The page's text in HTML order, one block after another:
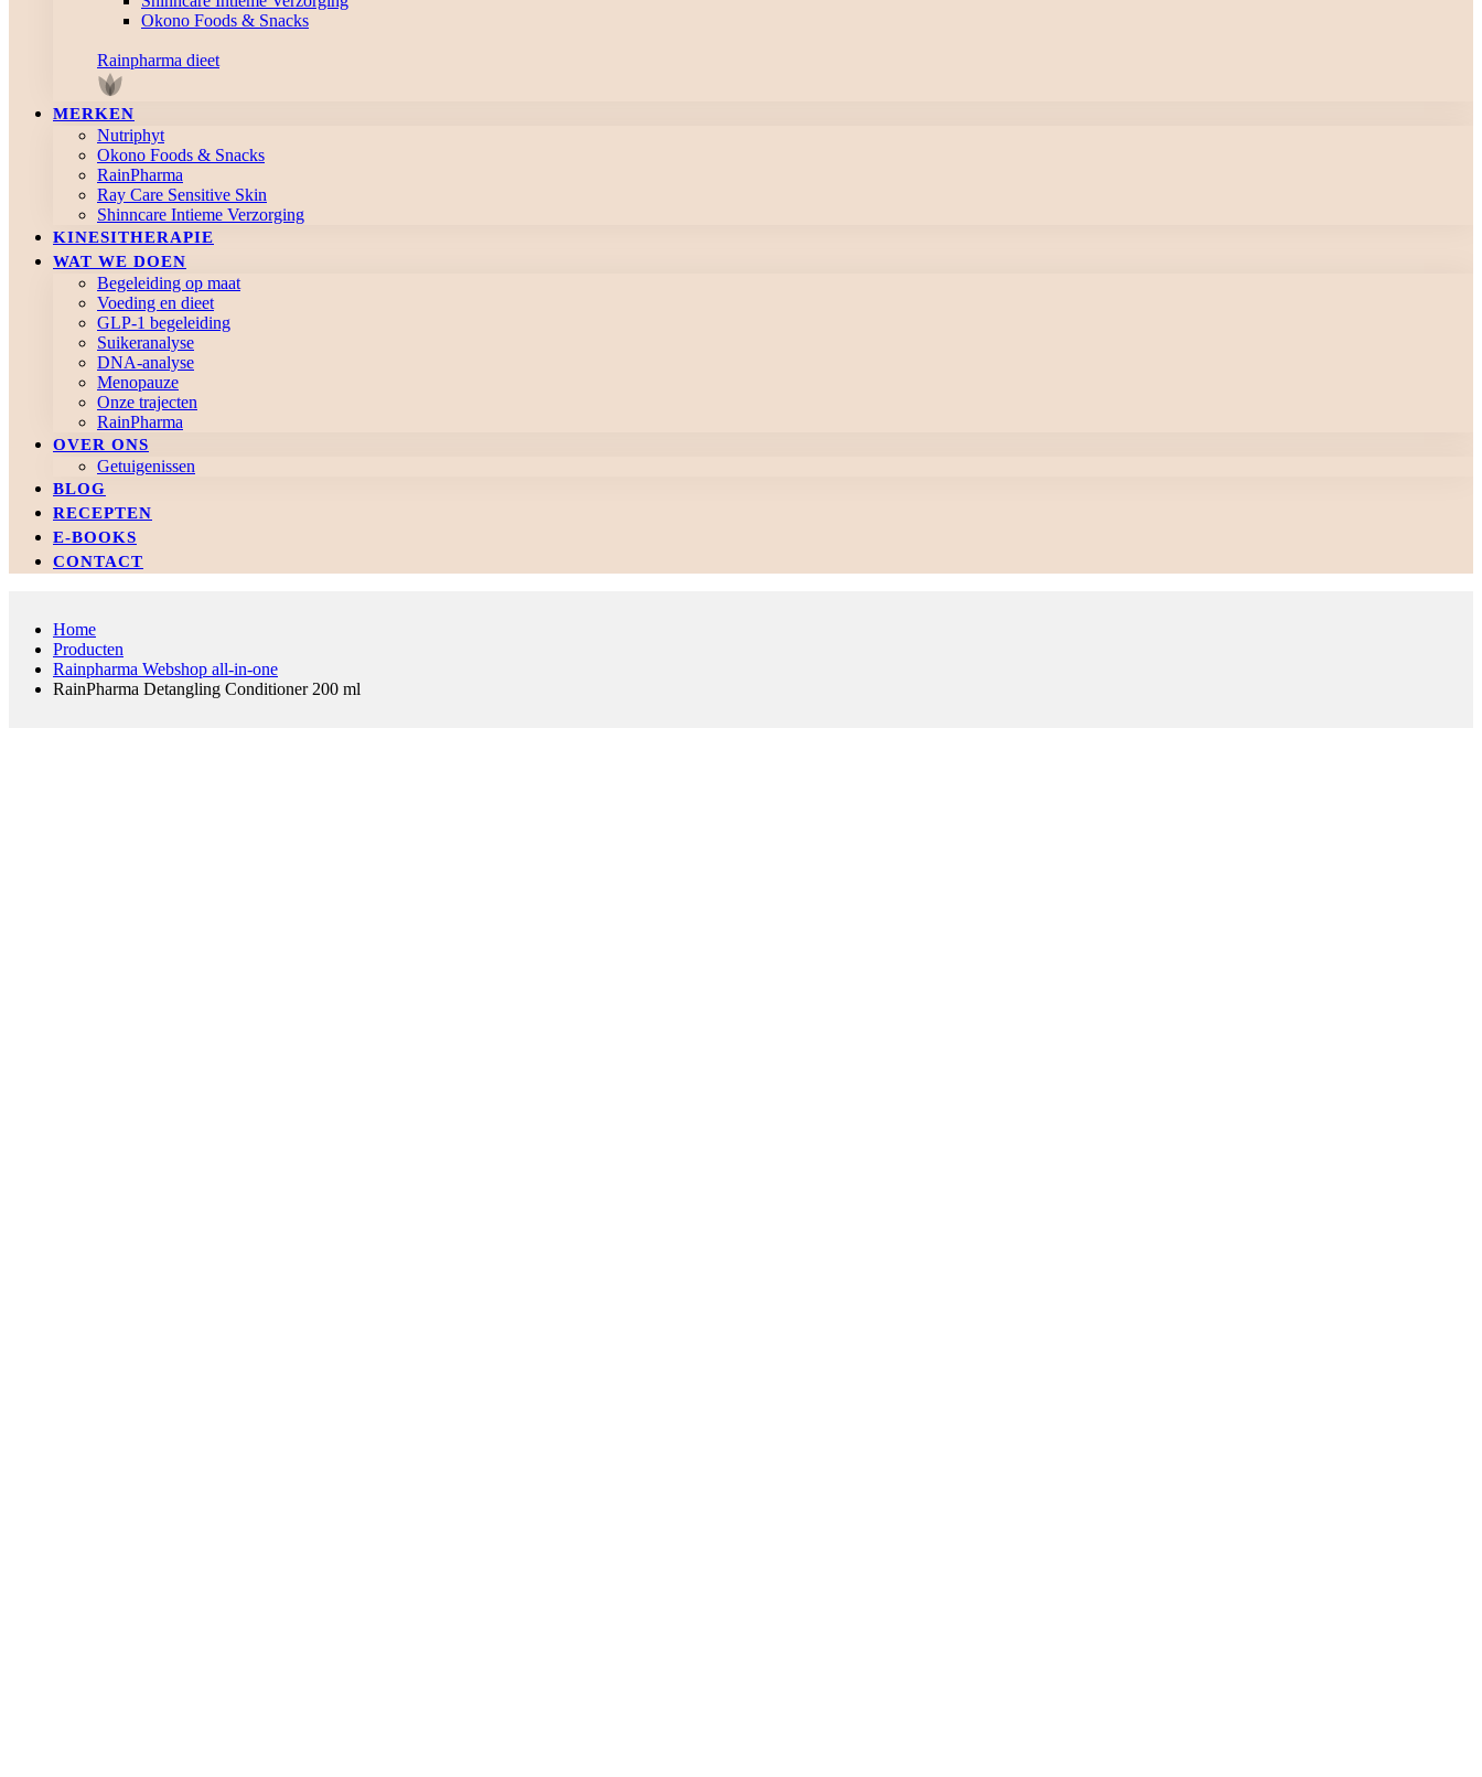
Okono Foods & Snacks
Rainpharma dieet
MERKEN
Nutriphyt
Okono Foods & Snacks
RainPharma
Ray Care Sensitive Skin
Shinncare Intieme Verzorging
KINESITHERAPIE
WAT WE DOEN
Begeleiding op maat
Voeding en dieet
GLP-1 begeleiding
Suikeranalyse
DNA-analyse
Menopauze
Onze trajecten
RainPharma
OVER ONS
Getuigenissen
BLOG
RECEPTEN
E-BOOKS
CONTACT
Home
Producten
Rainpharma Webshop all-in-one
RainPharma Detangling Conditioner 200 ml